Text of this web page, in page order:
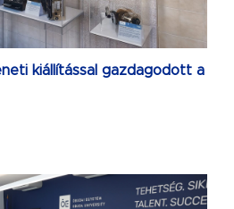
kiállítással gazdagodott a